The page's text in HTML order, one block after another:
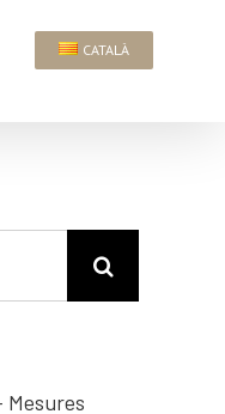
CATALÀ
Mesures